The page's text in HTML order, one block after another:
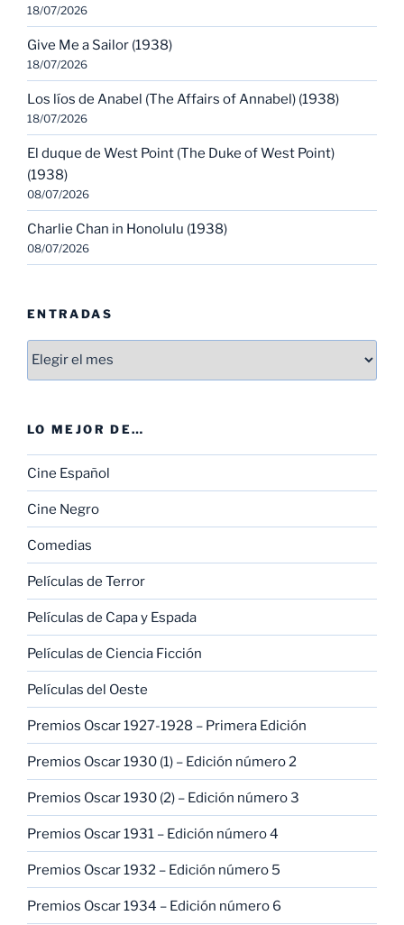
18/07/2026
Give Me a Sailor (1938)
18/07/2026
Los líos de Anabel (The Affairs of Annabel) (1938)
18/07/2026
El duque de West Point (The Duke of West Point)
(1938)
08/07/2026
Charlie Chan in Honolulu (1938)
08/07/2026
ENTRADAS
Entradas
LO MEJOR DE…
Cine Español
Cine Negro
Comedias
Películas de Terror
Películas de Capa y Espada
Películas de Ciencia Ficción
Películas del Oeste
Premios Oscar 1927-1928 – Primera Edición
Premios Oscar 1930 (1) – Edición número 2
Premios Oscar 1930 (2) – Edición número 3
Premios Oscar 1931 – Edición número 4
Premios Oscar 1932 – Edición número 5
Premios Oscar 1934 – Edición número 6